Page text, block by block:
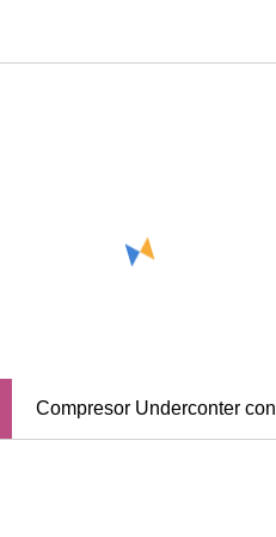
Compresor Underconter con